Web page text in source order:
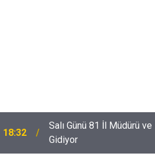
18:32
Salı Günü 81 İl Müdürü
Gidiyor